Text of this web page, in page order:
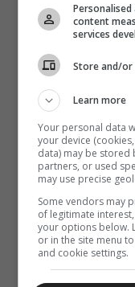
content
services
Store and/or
Learn more
Your personal data
your device
data) may be stored
partners, or used
may use precise
Some vendors may
of legitimate
your options below.
or in the site menu
and cookie settings.